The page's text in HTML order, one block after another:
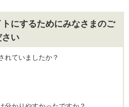
にするためにみなさまのご
さい
れていましたか？